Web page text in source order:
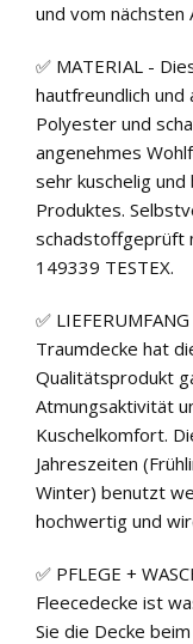
und vom nächsten
✅ MATERIAL -
hautfreundlich
Polyester und
angenehmes
sehr kuschelig
Produktes.
schadstoffgeprüft
149339 TESTEX.
✅
Traumdecke hat
Qualitätsprodukt
Atmungsaktivität
Kuschelkomfort.
Jahreszeiten
Winter) benutzt
hochwertig und
✅ PFLEGE +
Fleecedecke ist
Sie die Decke